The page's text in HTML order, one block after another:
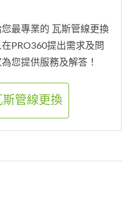
最專業的 瓦斯管線更換
PRO360提出需求及問
您提供服務及解答！
斯管線更換